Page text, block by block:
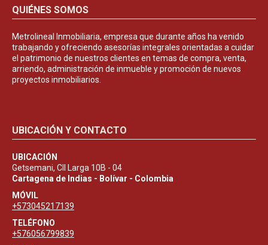
QUIÉNES SOMOS
Metrolineal Inmobiliaria, empresa que durante años ha venido
trabajando y ofreciendo asesorías integrales orientadas a cuidar
el patrimonio de nuestros clientes en temas de compra, venta,
arriendo, administración de inmueble y promoción de nuevos
proyectos inmobiliarios.
UBICACIÓN Y CONTACTO
UBICACIÓN
Getsemani, Cll Larga 10B - 04
Cartagena de Indias - Bolívar - Colombia
MÓVIL
+573045217139
TELÉFONO
+576056799839